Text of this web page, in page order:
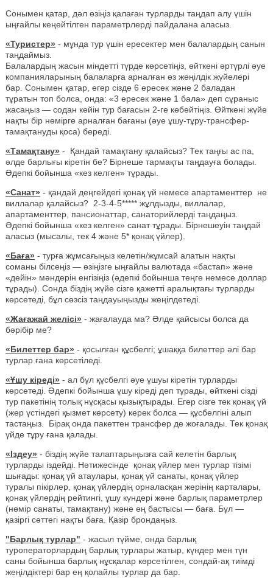
Сонымен қатар, дәл өзіңіз қалаған турларды таңдап алу үшін
ыңғайлы кеңейтілген параметрлерді пайдалана аласыз.
«Туристер» - мұнда тур үшін ересектер мен балалардың санын
таңдаймыз.
Балалардың жасын міндетті түрде көрсетіңіз, өйткені әртүрлі әуе
компанияларының балаларға арналған өз жеңілдік жүйелері
бар. Сонымен қатар, егер сізде 6 ересек және 2 баладан
тұратын топ болса, онда: «3 ересек және 1 бала» деп сұраныс
жасаңыз — содан кейін тур бағасын 2-ге көбейтіңіз. Өйткені жүйе
нақты бір нөмірге арналған бағаны (әуе ұшу-тұру-трансфер-
тамақтануды қоса) береді.
«Тамақтану» - Қандай тамақтану қалайсыз? Тек таңғы ас па,
әлде барлығы кіретін бе? Бірнеше тармақты таңдауға болады.
Әдепкі бойынша «кез келген» тұрады.
«Санат» - қандай деңгейдегі қонақ үй немесе апартаменттер не
виллалар қалайсыз? 2-3-4-5***** жұлдызды, виллалар,
апартаменттер, пансионаттар, санаторийлерді таңдаңыз.
Әдепкі бойынша «кез келген» санат тұрады. Бірнешеуін таңдай
аласыз (мысалы, тек 4 және 5* қонақ үйлер).
«Баға» - турға жұмсағыңыз келетін/жұмсай алатын нақты
соманы білсеңіз — өзіңізге ыңғайлы валютада «бастап» және
«дейін» мәндерін енгізіңіз (әдепкі бойынша теңге немесе доллар
тұрады). Сонда біздің жүйе сізге қажетті аралықтағы турларды
көрсетеді, бұл сөзсіз таңдауыңызды жеңілдетеді.
«Жағажай желісі» - жағалауда ма? Әлде қайсысы болса да
бәрібір ме?
«Билеттер бар» - қосылған құсбелгі; ұшаққа билеттер әлі бар
турлар ғана көрсетіледі.
«Ұшу кіреді» - ал бұл құсбелгі әуе ұшуы кіретін турларды
көрсетеді. Әдепкі бойынша ұшу кіреді деп тұрады, өйткені сізді
тур пакетінің толық нұсқасы қызықтырады. Егер сізге тек қонақ үй
(жер үстіндегі қызмет көрсету) керек болса — құсбелгіні алып
тастаңыз. Бірақ онда пакеттен трансфер де жоғалады. Тек қонақ
үйде тұру ғана қалады.
«Іздеу» - біздің жүйе талаптарыңызға сай келетін барлық
турларды іздейді. Нәтижесінде қонақ үйлер мен турлар тізімі
шығады: қонақ үй атаулары, қонақ үй санаты, қонақ үйлер
туралы пікірлер, қонақ үйлердің орналасқан жерінің карталары,
қонақ үйлердің рейтингі, ұшу күндері және барлық параметрлер
(нөмір санаты, тамақтану) және ең бастысы — баға. Бұл —
қазіргі сәттегі нақты баға. Қазір брондаңыз.
"Барлық турлар" - жасыл түйме, онда барлық
туроператорлардың барлық турлары жатыр, күндер мен түн
саны бойынша барлық нұсқалар көрсетілген, сондай-ақ тиімді
жеңілдіктері бар ең қолайлы турлар да бар.